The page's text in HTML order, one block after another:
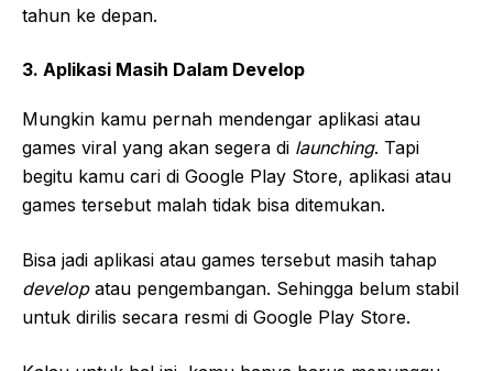
tahun ke depan.
3. Aplikasi Masih Dalam Develop
Mungkin kamu pernah mendengar aplikasi atau
games viral yang akan segera di launching. Tapi
begitu kamu cari di Google Play Store, aplikasi atau
games tersebut malah tidak bisa ditemukan.
Bisa jadi aplikasi atau games tersebut masih tahap
developatau pengembangan. Sehingga belum stabil
untuk dirilis secara resmi di Google Play Store.